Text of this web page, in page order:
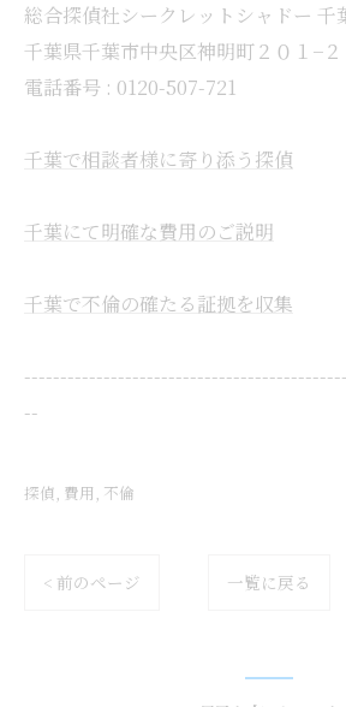
総合探偵社シークレットシャドー 千
千葉県千葉市中央区神明町２０１−
電話番号 : 0120-507-721
千葉で相談者様に寄り添う探偵
千葉にて明確な費用のご説明
千葉で不倫の確たる証拠を収集
--
探偵 費用 不倫
< 前のページ 一覧に戻る